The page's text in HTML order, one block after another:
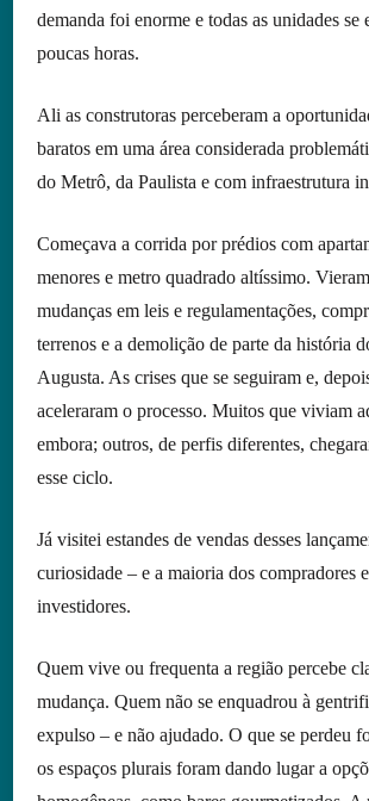
demanda foi enorme e todas as unidades se
poucas horas.
Ali as construtoras perceberam a
baratos em uma área considerada
do Metrô, da Paulista e com infraestrutura
Começava a corrida por prédios com
menores e metro quadrado altíssimo.
mudanças em leis e regulamentações,
terrenos e a demolição de parte da história
Augusta. As crises que se seguiram e,
aceleraram o processo. Muitos que viviam
embora; outros, de perfis diferentes,
esse ciclo.
Já visitei estandes de vendas desses
curiosidade – e a maioria dos compradores
investidores.
Quem vive ou frequenta a região percebe
mudança. Quem não se enquadrou à
expulso – e não ajudado. O que se perdeu
os espaços plurais foram dando lugar a